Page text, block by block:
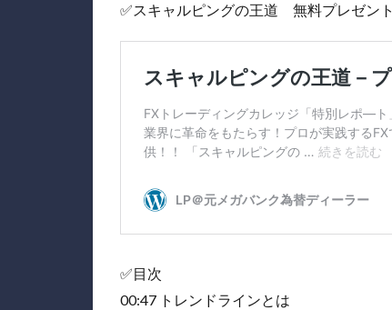
✅スキャルピングの王道 無料プレゼント
✅目次
00:47 トレンドラインとは